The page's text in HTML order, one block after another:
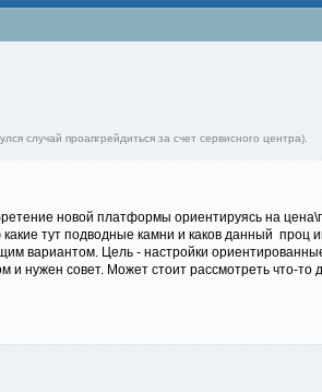
случай проапгрейдиться за счет сервисного центра).
новой платформы ориентируясь на
тут подводные камни и каков данный проц
вариантом. Цель - настройки
нужен совет. Может стоит рассмотреть что-